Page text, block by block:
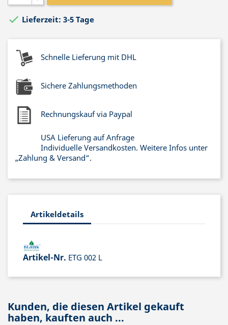
 Lieferzeit: 3-5 Tage
Schnelle Lieferung mit DHL
Sichere Zahlungsmethoden
Rechnungskauf via Paypal
USA Lieferung auf Anfrage
Individuelle Versandkosten. Weitere Infos unter
„Zahlung & Versand“.
Artikeldetails
Artikel-Nr. ETG 002 L
Kunden, die diesen Artikel gekauft
haben, kauften auch ...